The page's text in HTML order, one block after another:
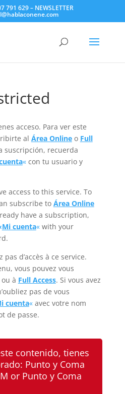
791 629– NEWSLETTER
acceso. Para ver este
al Área Onlineo Full
suscripción, recuerda
«con tu usuario y
access to this service. To
subscribe to Área Online
have a subscription,
Mi cuenta«with your
pas d’accès à ce service.
vous pouvez vous
à Full Access. Si vous avez
pas de vous
cuenta«avec votre nom
de passe.
contenido, tienes
Punto y Coma
or Punto y Coma